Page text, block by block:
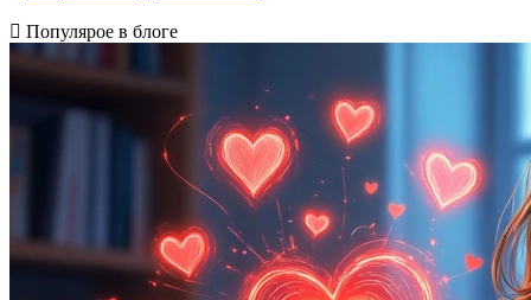
Популярое в блоге